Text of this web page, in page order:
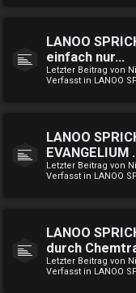
LANOO
einfach nur...
Letzter Beitrag von
Verfasst in LANOO
LANOO
EVANGELIUM
Letzter Beitrag von
Verfasst in LANOO
LANOO
durch
Letzter Beitrag von
Verfasst in LANOO